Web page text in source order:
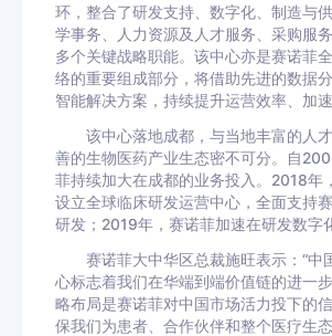
环，整合了研发支持、数字化、制造与
学事务、人力资源及人才服务、采购服
多个关键战略职能。该中心亦是赛诺菲
络的重要组成部分，将借助先进的数据
智能解决方案，持续提升运营效率、加速
该中心落地成都，与当地丰富的人才
善的生物医药产业生态密不可分。自
菲持续加大在成都的业务投入。2018年
设立全球临床研发运营中心，全面支持
研发；2019年，赛诺菲加速在研发数字
赛诺菲大中华区总裁施旺表示：“中
心标志着我们在华端到端价值链的进一
略布局是赛诺菲对中国市场活力投下的
保我们为患者、合作伙伴和整个医疗生